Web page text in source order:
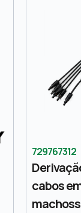
729767312
cabos